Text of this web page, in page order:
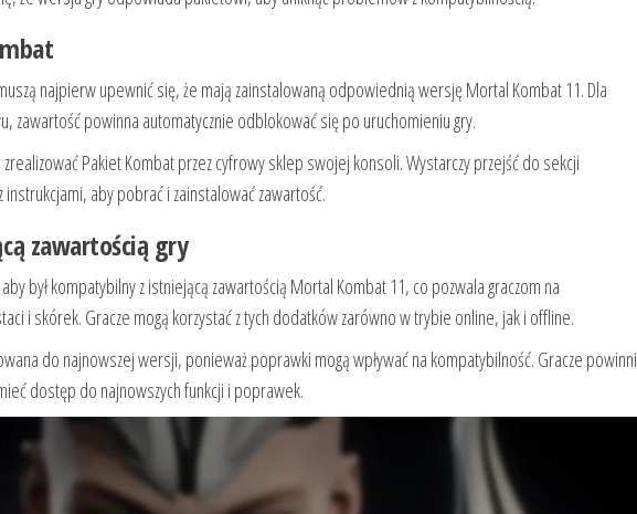
najpierw upewnić się, że mają zainstalowaną odpowiednią wersję Mortal Kombat 11. Dla
zawartość powinna automatycznie odblokować się po uruchomieniu gry.
Pakiet Kombat przez cyfrowy sklep swojej konsoli. Wystarczy przejść do sekcji
aby pobrać i zainstalować zawartość.
zawartością gry
był kompatybilny z istniejącą zawartością Mortal Kombat 11, co pozwala graczom na
i skórek. Gracze mogą korzystać z tych dodatków zarówno w trybie online, jak i offline.
do najnowszej wersji, ponieważ poprawki mogą wpływać na kompatybilność. Gracze powinni
dostęp do najnowszych funkcji i poprawek.